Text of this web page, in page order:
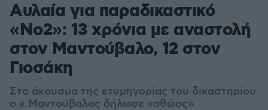
Αυλαία για παραδικαστικό
«Νο2»: 13 χρόνια με αναστολή
στον Μαντούβαλο, 12 στον
Γιοσάκη
Στο άκουσμα της ετυμηγορίας του δικαστηρίου
ο κ.Μαντούβαλος δήλωσε «αθώος»